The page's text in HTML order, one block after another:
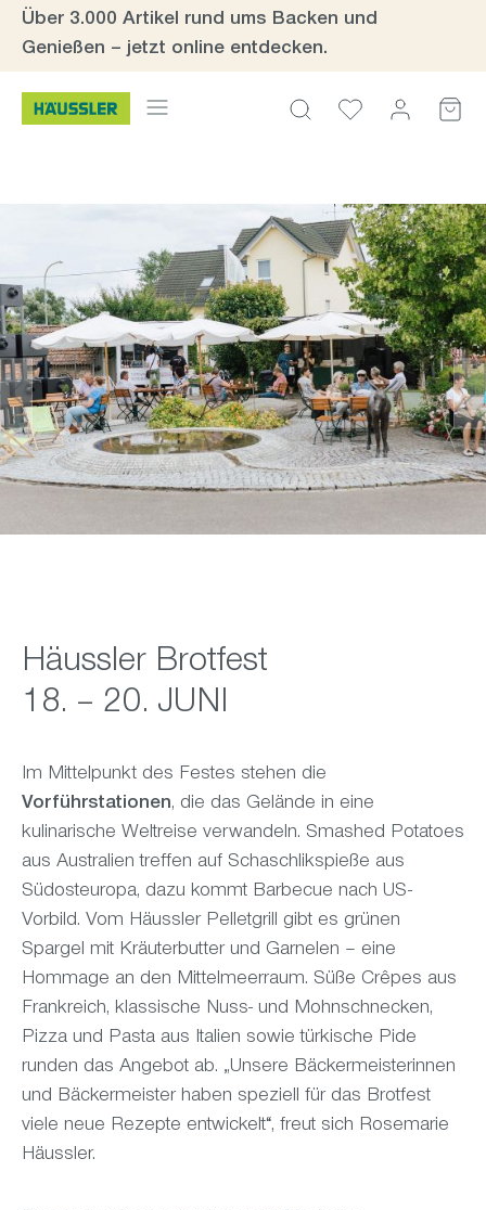
Zum Hauptinhalt springen
Über 3.000 Artikel rund ums Backen und
Genießen – jetzt online entdecken.
Häussler Brotfest
18. – 20. JUNI
Im Mittelpunkt des Festes stehen die
Vorführstationen, die das Gelände in eine
kulinarische Weltreise verwandeln. Smashed Potatoes
aus Australien treffen auf Schaschlikspieße aus
Südosteuropa, dazu kommt Barbecue nach US-
Vorbild. Vom Häussler Pelletgrill gibt es grünen
Spargel mit Kräuterbutter und Garnelen – eine
Hommage an den Mittelmeerraum. Süße Crêpes aus
Frankreich, klassische Nuss- und Mohnschnecken,
Pizza und Pasta aus Italien sowie türkische Pide
runden das Angebot ab. „Unsere Bäckermeisterinnen
und Bäckermeister haben speziell für das Brotfest
viele neue Rezepte entwickelt“, freut sich Rosemarie
Häussler.